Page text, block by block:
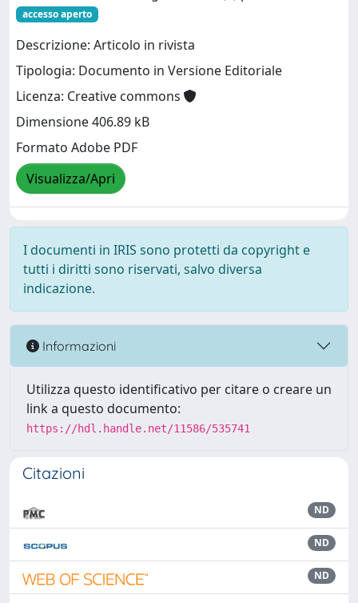
accesso aperto
Descrizione: Articolo in rivista
Tipologia: Documento in Versione Editoriale
Licenza: Creative commons
Dimensione 406.89 kB
Formato Adobe PDF
Visualizza/Apri
I documenti in IRIS sono protetti da copyright e
tutti i diritti sono riservati, salvo diversa
indicazione.
Informazioni
Utilizza questo identificativo per citare o creare un
link a questo documento:
https://hdl.handle.net/11586/535741
Citazioni
ND
ND
ND